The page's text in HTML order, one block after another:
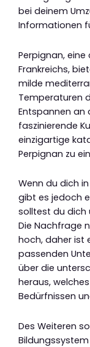
bei deinem
Informationen
Perpignan,
Frankreichs,
milde
Temperaturen
Entspannen an
faszinierende
einzigartige
Perpignan zu
Wenn du dich
gibt es jedoch
solltest du dich
Die Nachfrage
hoch, daher ist
passenden
über die
heraus,
Bedürfnissen
Des Weiteren